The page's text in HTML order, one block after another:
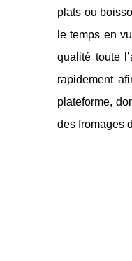
plats ou
le temps en
qualité toute
rapidement
plateforme,
des fromages